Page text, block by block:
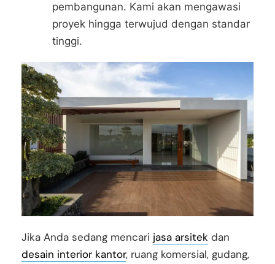
pembangunan. Kami akan mengawasi
proyek hingga terwujud dengan standar
tinggi.
Jika Anda sedang mencari jasa arsitek dan
desain interior kantor, ruang komersial, gudang,